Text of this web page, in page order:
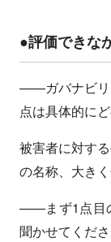
●評価できな
——ガバナビリ
点は具体的に
被害者に対す
の名称、大き
——まず1点目
聞かせてくだ